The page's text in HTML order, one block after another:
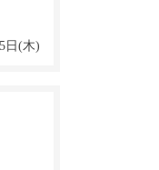
日(木)